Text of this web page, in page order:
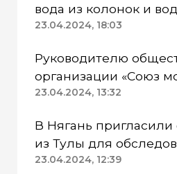
вода из колонок и
Казанском районе
23.04.2024, 18:03
Руководителю
организации «Союз
пехотинцев» Югры
23.04.2024, 13:32
В Нягань пригласили
из Тулы для обследования здания
ДК «Геолог»
23.04.2024, 12:39